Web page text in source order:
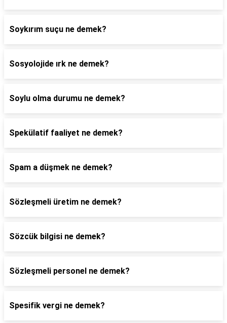
Soykırım suçu ne demek?
Sosyolojide ırk ne demek?
Soylu olma durumu ne demek?
Spekülatif faaliyet ne demek?
Spam a düşmek ne demek?
Sözleşmeli üretim ne demek?
Sözcük bilgisi ne demek?
Sözleşmeli personel ne demek?
Spesifik vergi ne demek?